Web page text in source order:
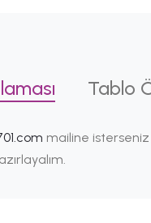
Tablo
mailine isterseniz